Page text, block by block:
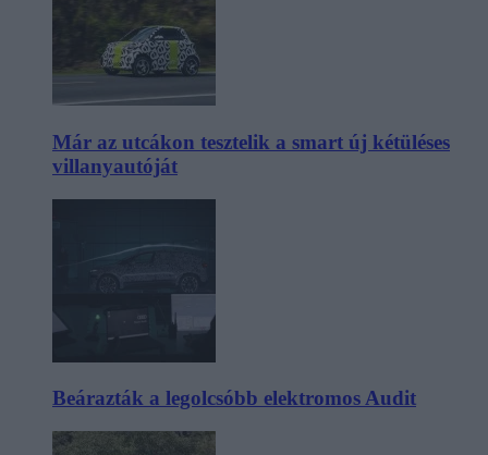
Már az utcákon tesztelik a smart új kétüléses
villanyautóját
Beárazták a legolcsóbb elektromos Audit